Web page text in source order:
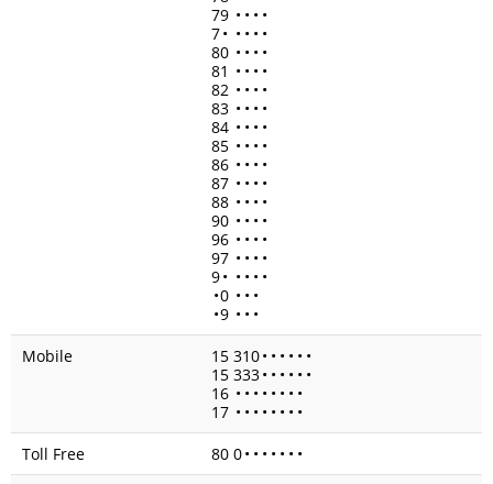
79 • • • •
7• • • • •
80 • • • •
81 • • • •
82 • • • •
83 • • • •
84 • • • •
85 • • • •
86 • • • •
87 • • • •
88 • • • •
90 • • • •
96 • • • •
97 • • • •
9• • • • •
•0 • • •
•9 • • •
Mobile
15 310• • • • • •
15 333• • • • • •
16 • • • • • • • •
17 • • • • • • • •
Toll Free
80 0• • • • • • •